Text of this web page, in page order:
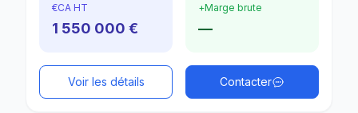
€CA HT
1 550 000 €
+Marge brute
—
Voir les détails Contacter